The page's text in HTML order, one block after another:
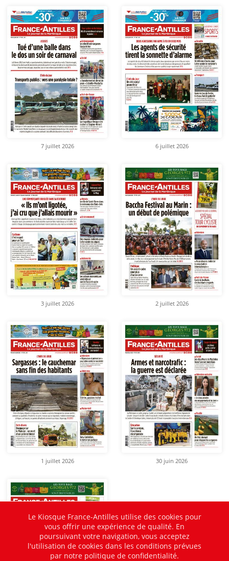
7 juillet 2026 6 juillet 2026
3 juillet 2026 2 juillet 2026
1 juillet 2026 30 juin 2026
Le Kiosque France-Antilles utilise des cookies pour
vous offrir une expérience de qualité. En
poursuivant votre navigation, vous acceptez
l'utilisation de cookies dans les conditions prévues
par notre politique de confidentialité.